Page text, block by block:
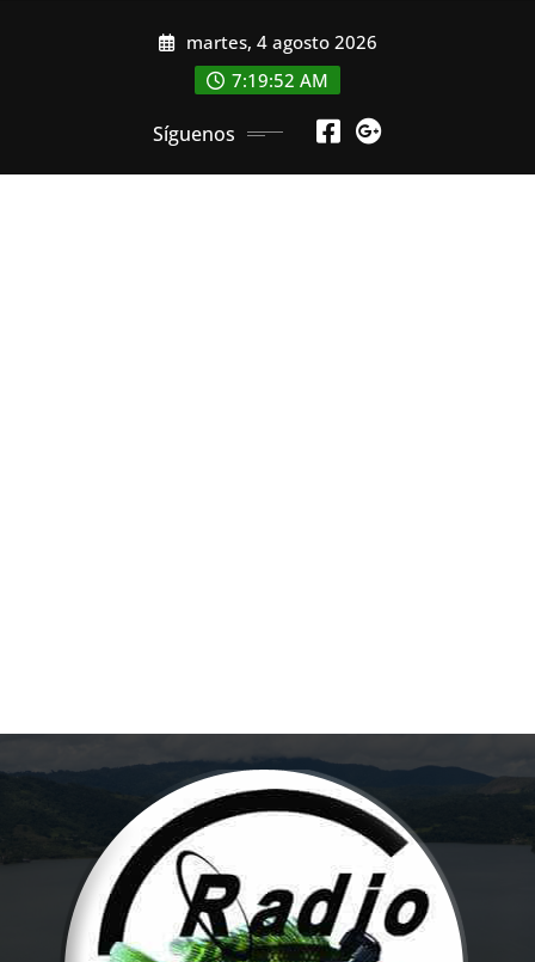
martes, 4 agosto 2026
7:19:54 AM
Síguenos